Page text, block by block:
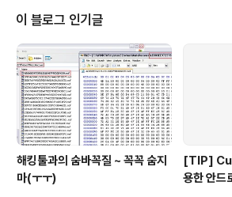
eview] - [Review] Visual Studio 2010 잠깐 돌려본
소감~ ps... 참고로 한글버전 출시는 6월로 예정되어 있다
고 합니다..
이 블로그 인기글
해킹툴과의 숨바꼭질 ~ 꼭꼭 숨지
마(ㅜㅜ)
[TIP]
용한 안드